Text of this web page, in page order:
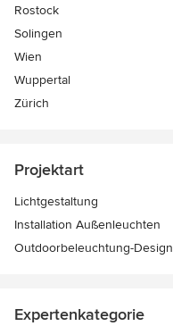
Rostock
Solingen
Wien
Wuppertal
Zürich
Projektart
Lichtgestaltung
Installation Außenleuchten
Outdoorbeleuchtung-Design
Expertenkategorie